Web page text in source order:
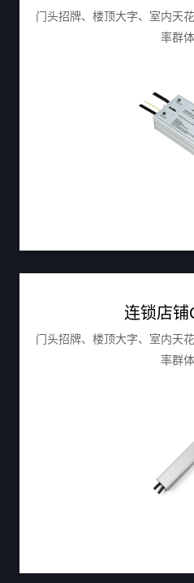
门头招牌、楼顶大字、室内天
率群
连锁店铺
门头招牌、楼顶大字、室内天
率群